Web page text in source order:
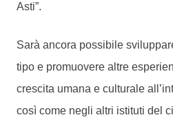
Asti”.
Sarà ancora possibile
tipo e promuovere altre
crescita umana e culturale
così come negli altri istituti del